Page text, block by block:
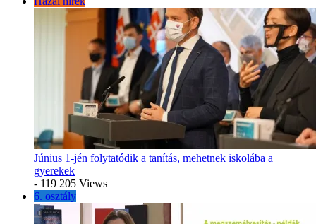
Június 1-jén folytatódik a tanítás, mehetnek iskolába a
gyerekek
- 119 205 Views
6. osztály